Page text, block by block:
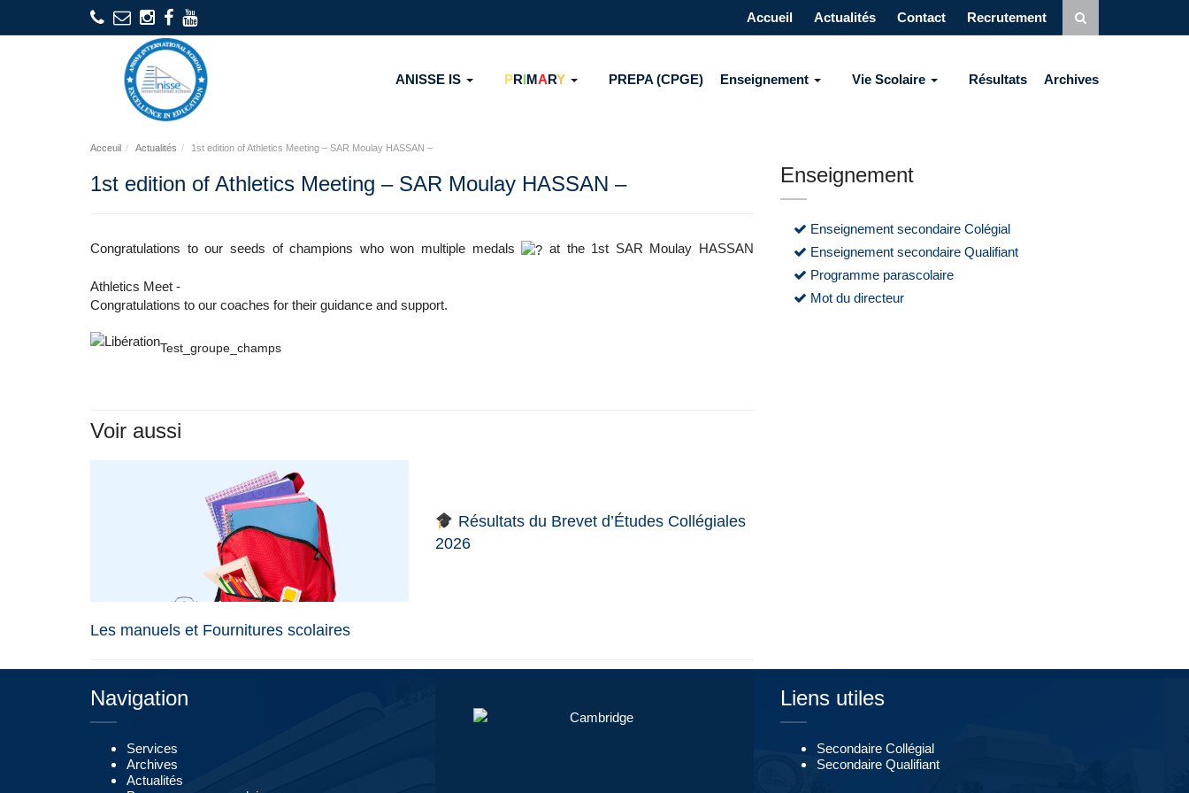
Accueil Actualités Contact Recrutement
ANISSE IS PRIMARY PREPA (CPGE) Enseignement Vie Scolaire Résultats Archives
Acceuil Actualités 1st edition of Athletics Meeting – SAR Moulay HASSAN –
1st edition of Athletics Meeting – SAR Moulay HASSAN –
Congratulations to our seeds of champions who won multiple medals at the 1st SAR Moulay HASSAN
Athletics Meet -
Congratulations to our coaches for their guidance and support.
Test_groupe_champs
Voir aussi
Les manuels et Fournitures scolaires
Résultats du Brevet d’Études Collégiales
2026
Enseignement
Enseignement secondaire Colégial
Enseignement secondaire Qualifiant
Programme parascolaire
Mot du directeur
Navigation
Services
Archives
Actualités
Liens utiles
Secondaire Collégial
Secondaire Qualifiant